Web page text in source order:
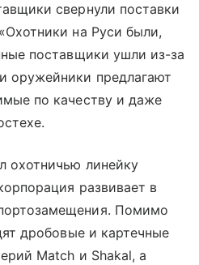
свернули поставки
на Руси были,
поставщики ушли из-за
оружейники предлагают
по качеству и даже
охотничью линейку
развивает в
Помимо
дробовые и картечные
Match и Shakal, а